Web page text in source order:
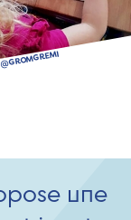
une